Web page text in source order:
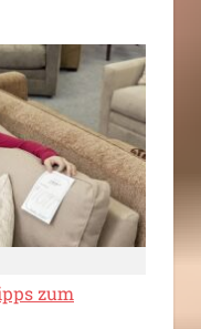
zum